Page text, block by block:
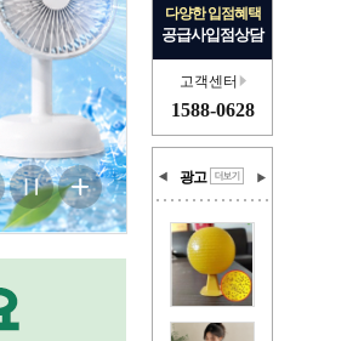
다양한 입점혜택
공급사입점상담
고객센터
1588-0628
광고
13,800